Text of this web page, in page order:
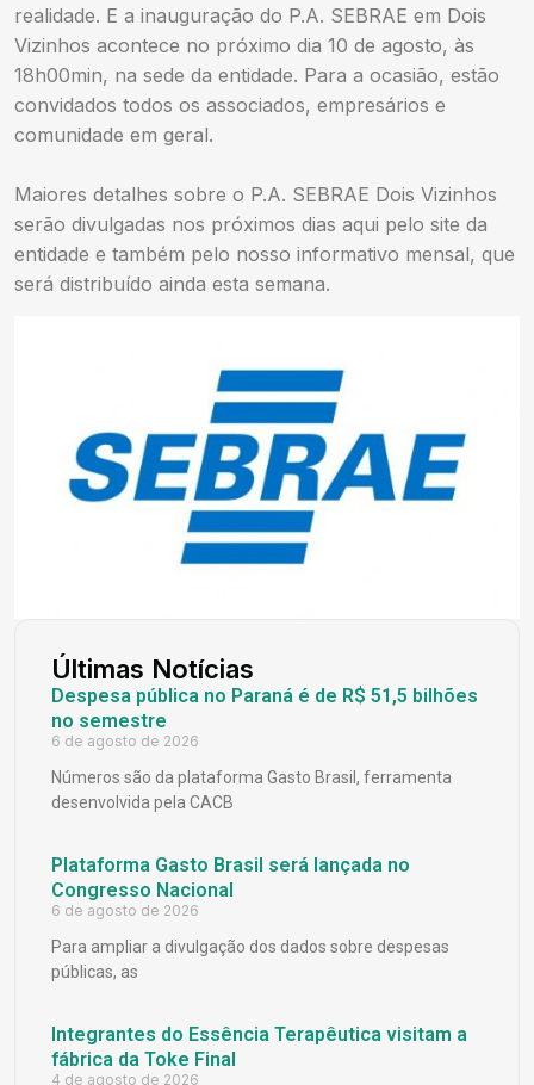
realidade. E a inauguração do P.A. SEBRAE em Dois
Vizinhos acontece no próximo dia 10 de agosto, às
18h00min, na sede da entidade. Para a ocasião, estão
convidados todos os associados, empresários e
comunidade em geral.
Maiores detalhes sobre o P.A. SEBRAE Dois Vizinhos
serão divulgadas nos próximos dias aqui pelo site da
entidade e também pelo nosso informativo mensal, que
será distribuído ainda esta semana.
Últimas Notícias
Despesa pública no Paraná é de R$ 51,5 bilhões
no semestre
6 de agosto de 2026
Números são da plataforma Gasto Brasil, ferramenta
desenvolvida pela CACB
Plataforma Gasto Brasil será lançada no
Congresso Nacional
6 de agosto de 2026
Para ampliar a divulgação dos dados sobre despesas
públicas, as
Integrantes do Essência Terapêutica visitam a
fábrica da Toke Final
4 de agosto de 2026